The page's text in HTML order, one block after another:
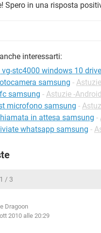
Spero in una risposta
interessarti:
stc4000 windows 10
samsung -
samsung - Astuzie -Android
microfono samsung -
in attesa samsung -
whatsapp samsung -
/ 3
Dragoon
2010 alle 20:29